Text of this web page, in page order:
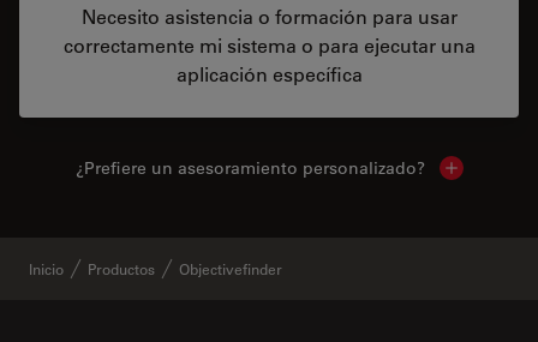
Necesito asistencia o formación para usar
correctamente mi sistema o para ejecutar una
aplicación específica
¿Prefiere un asesoramiento personalizado? Show local
Inicio Productos Objectivefinder